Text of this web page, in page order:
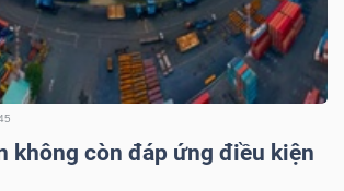
không còn đáp ứng điều kiện